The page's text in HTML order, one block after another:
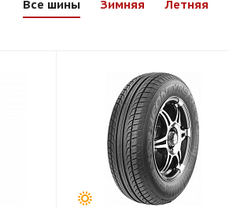
Все шины Зимняя Летняя